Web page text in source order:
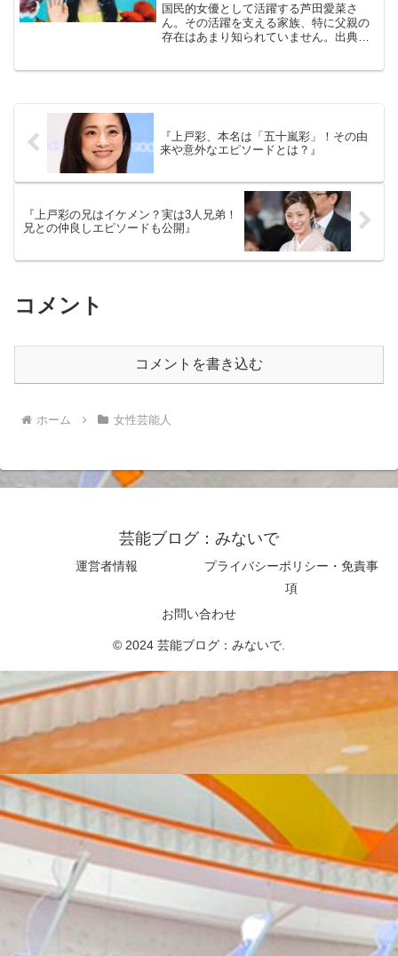
国民的女優として活躍する芦田愛菜さ
ん。その活躍を支える家族、特に父親の
存在はあまり知られていません。出典
『上戸彩、本名は「五十嵐彩」！その由
来や意外なエピソードとは？』
『上戸彩の兄はイケメン？実は3人兄弟！
兄との仲良しエピソードも公開』
コメント
コメントを書き込む
ホーム 女性芸能人
芸能ブログ：みないで
運営者情報
プライバシーポリシー・免責事
項
お問い合わせ
© 2024 芸能ブログ：みないで.